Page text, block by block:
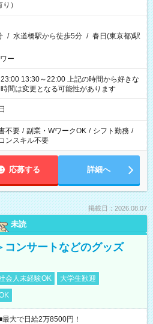
）
/ 水道橋駅から徒歩5分 / 春日(東京都)駅
ー
22:00 上記の時間から好きな
間は変更となる可能性があります
不要 / 副業・WワークOK / シフト勤務 /
ンスキル不要
応募する 詳細へ
掲載日：2026.08.07
未読
コンサートなどのグッズ
会人未経験OK
大学生歓迎
大で日給2万8500円！